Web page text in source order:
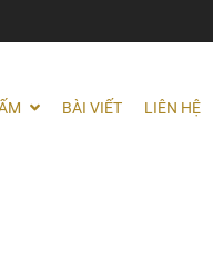
BÀI VIẾT LIÊN HỆ